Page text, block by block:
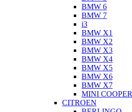
BMW 6
BMW 7
i3
BMW X1
BMW X2
BMW X3
BMW X4
BMW X5
BMW X6
BMW X7
MINI COOPER
CITROEN